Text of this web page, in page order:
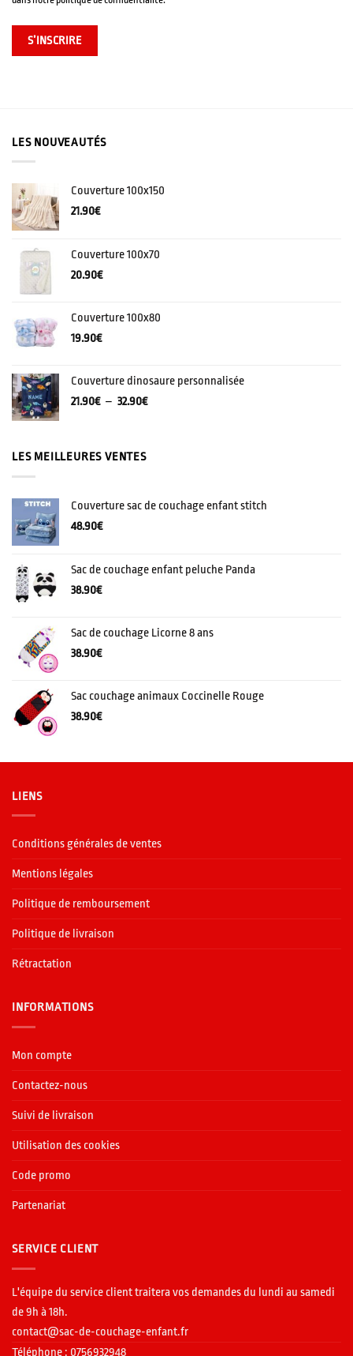
S’INSCRIRE
LES NOUVEAUTÉS
Couverture 100x150
21.90€
Couverture 100x70
20.90€
Couverture 100x80
19.90€
Couverture dinosaure personnalisée
21.90€ – 32.90€Plage
LES MEILLEURES VENTES
Couverture sac de couchage enfant stitch
48.90€
Sac de couchage enfant peluche Panda
38.90€
Sac de couchage Licorne 8 ans
38.90€
Sac couchage animaux Coccinelle Rouge
38.90€
LIENS
Conditions générales de ventes
Mentions légales
Politique de remboursement
Politique de livraison
Rétractation
INFORMATIONS
Mon compte
Contactez-nous
Suivi de livraison
Utilisation des cookies
Code promo
Partenariat
SERVICE CLIENT
L'équipe du service client traitera vos demandes du lundi au samedi
de 9h à 18h.
contact@sac-de-couchage-enfant.fr
Téléphone : 0756932948